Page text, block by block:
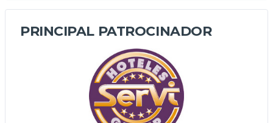
PRINCIPAL PATROCINADOR